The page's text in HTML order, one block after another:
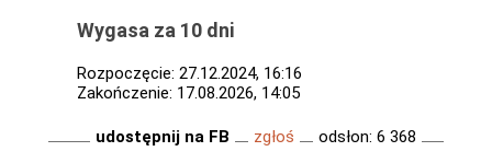
Wygasa za 10 dni
Rozpoczęcie: 27.12.2024, 16:16
Zakończenie: 17.08.2026, 14:05
udostępnij na FB zgłoś odsłon: 6 368